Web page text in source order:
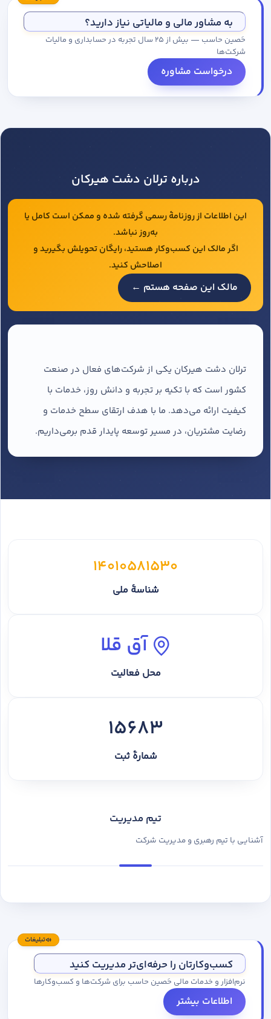
به مشاور مالی و مالیاتی نیاز دارید؟
حَصین حاسب — بیش از ۲۵ سال تجربه در حسابداری و مالیات
شرکت‌ها
درخواست مشاوره
درباره ترلان دشت هیرکان
این اطلاعات از روزنامهٔ رسمی گرفته شده و ممکن است کامل یا
به‌روز نباشد.
اگر مالک این کسب‌وکار هستید، رایگان تحویلش بگیرید و
اصلاحش کنید.
مالک این صفحه هستم ←
ترلان دشت هیرکان یکی از شرکت‌های فعال در صنعت
کشور است که با تکیه بر تجربه و دانش روز، خدمات با
کیفیت ارائه می‌دهد. ما با هدف ارتقای سطح خدمات و
رضایت مشتریان، در مسیر توسعه پایدار قدم برمی‌داریم.
14010581530
شناسهٔ ملی
آق قلا
محل فعالیت
15683
شمارهٔ ثبت
تیم مدیریت
آشنایی با تیم رهبری و مدیریت شرکت
تبلیغات
کسب‌وکارتان را حرفه‌ای‌تر مدیریت کنید
نرم‌افزار و خدمات مالی حَصین حاسب برای شرکت‌ها و کسب‌وکارها
اطلاعات بیشتر